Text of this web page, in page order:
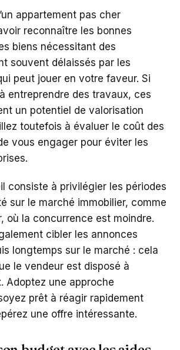
appartement pas cher
reconnaître les bonnes
biens nécessitant des
souvent délaissés par les
peut jouer en votre faveur. Si
entreprendre des travaux, ces
un potentiel de valorisation
toutefois à évaluer le coût des
vous engager pour éviter les
consiste à privilégier les périodes
sur le marché immobilier, comme
où la concurrence est moindre.
cibler les annonces
longtemps sur le marché : cela
le vendeur est disposé à
Adoptez une approche
prêt à réagir rapidement
une offre intéressante.